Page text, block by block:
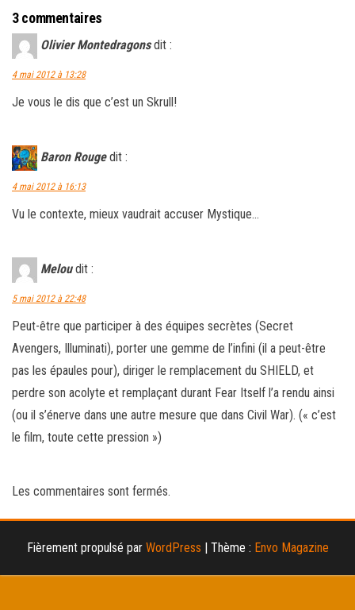
3 commentaires
Olivier Montedragons dit :
4 mai 2012 à 13:28
Je vous le dis que c’est un Skrull!
Baron Rouge dit :
4 mai 2012 à 16:13
Vu le contexte, mieux vaudrait accuser Mystique…
Melou dit :
5 mai 2012 à 22:48
Peut-être que participer à des équipes secrètes (Secret
Avengers, Illuminati), porter une gemme de l’infini (il a peut-être
pas les épaules pour), diriger le remplacement du SHIELD, et
perdre son acolyte et remplaçant durant Fear Itself l’a rendu ainsi
(ou il s’énerve dans une autre mesure que dans Civil War). (« c’est
le film, toute cette pression »)
Les commentaires sont fermés.
Fièrement propulsé par WordPress | Thème : Envo Magazine